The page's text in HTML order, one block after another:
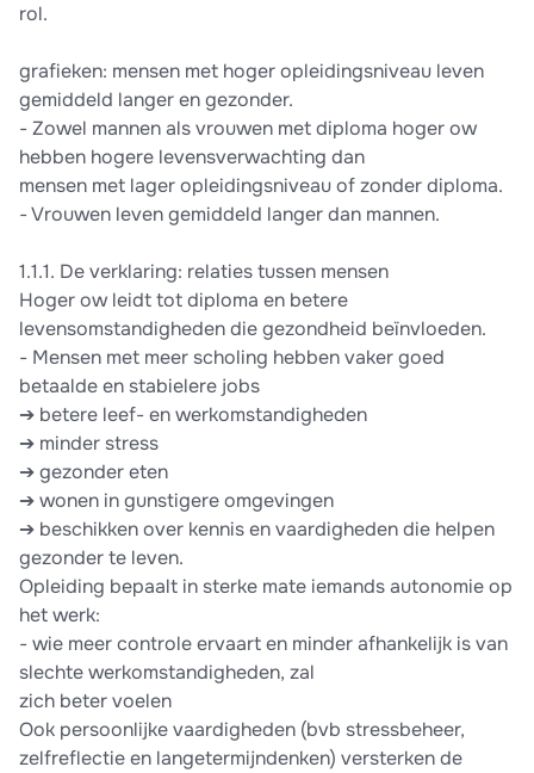
rol.
grafieken: mensen met hoger opleidingsniveau leven
gemiddeld langer en gezonder.
- Zowel mannen als vrouwen met diploma hoger ow
hebben hogere levensverwachting dan
mensen met lager opleidingsniveau of zonder diploma.
- Vrouwen leven gemiddeld langer dan mannen.
1.1.1. De verklaring: relaties tussen mensen
Hoger ow leidt tot diploma en betere
levensomstandigheden die gezondheid beïnvloeden.
- Mensen met meer scholing hebben vaker goed
betaalde en stabielere jobs
➔ betere leef- en werkomstandigheden
➔ minder stress
➔ gezonder eten
➔ wonen in gunstigere omgevingen
➔ beschikken over kennis en vaardigheden die helpen
gezonder te leven.
Opleiding bepaalt in sterke mate iemands autonomie op
het werk:
- wie meer controle ervaart en minder afhankelijk is van
slechte werkomstandigheden, zal
zich beter voelen
Ook persoonlijke vaardigheden (bvb stressbeheer,
zelfreflectie en langetermijndenken) versterken de